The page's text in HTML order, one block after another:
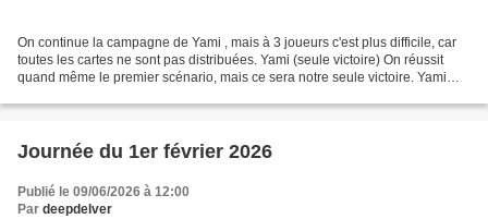
On continue la campagne de Yami , mais à 3 joueurs c'est plus difficile, car
toutes les cartes ne sont pas distribuées. Yami (seule victoire) On réussit
quand même le premier scénario, mais ce sera notre seule victoire. Yami
Journée du 1er février 2026
Publié le 09/06/2026 à 12:00
Par deepdelver